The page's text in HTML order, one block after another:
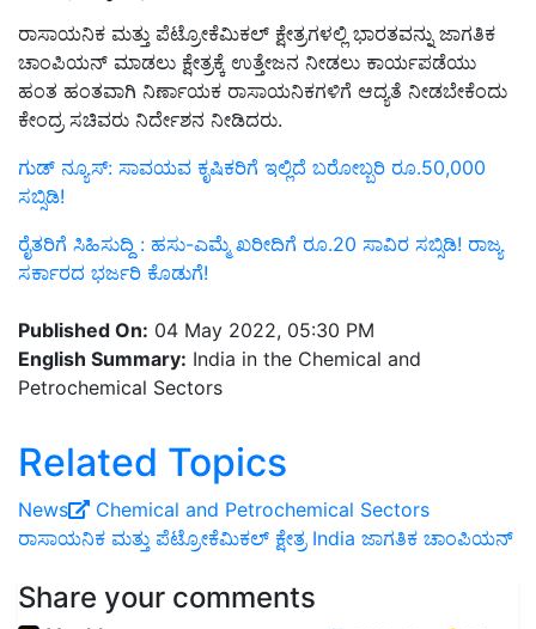
ರಾಸಾಯನಿಕ ಮತ್ತು ಪೆಟ್ರೋಕೆಮಿಕಲ್ ಕ್ಷೇತ್ರಗಳಲ್ಲಿ ಭಾರತವನ್ನು ಜಾಗತಿಕ
ಚಾಂಪಿಯನ್ ಮಾಡಲು ಕ್ಷೇತ್ರಕ್ಕೆ ಉತ್ತೇಜನ ನೀಡಲು ಕಾರ್ಯಪಡೆಯು
ಹಂತ ಹಂತವಾಗಿ ನಿರ್ಣಾಯಕ ರಾಸಾಯನಿಕಗಳಿಗೆ ಆದ್ಯತೆ ನೀಡಬೇಕೆಂದು
ಕೇಂದ್ರ ಸಚಿವರು ನಿರ್ದೇಶನ ನೀಡಿದರು.
ಗುಡ್‌ ನ್ಯೂಸ್‌: ಸಾವಯವ ಕೃಷಿಕರಿಗೆ ಇಲ್ಲಿದೆ ಬರೋಬ್ಬರಿ ರೂ.50,000
ಸಬ್ಸಿಡಿ!
ರೈತರಿಗೆ ಸಿಹಿಸುದ್ದಿ : ಹಸು-ಎಮ್ಮೆ ಖರೀದಿಗೆ ರೂ.20 ಸಾವಿರ ಸಬ್ಸಿಡಿ! ರಾಜ್ಯ
ಸರ್ಕಾರದ ಭರ್ಜರಿ ಕೊಡುಗೆ!
Published On: 04 May 2022, 05:30 PM
English Summary: India in the Chemical and
Petrochemical Sectors
Related Topics
News
Chemical and Petrochemical Sectors
ರಾಸಾಯನಿಕ ಮತ್ತು ಪೆಟ್ರೋಕೆಮಿಕಲ್ ಕ್ಷೇತ್ರ India ಜಾಗತಿಕ ಚಾಂಪಿಯನ್
Share your comments